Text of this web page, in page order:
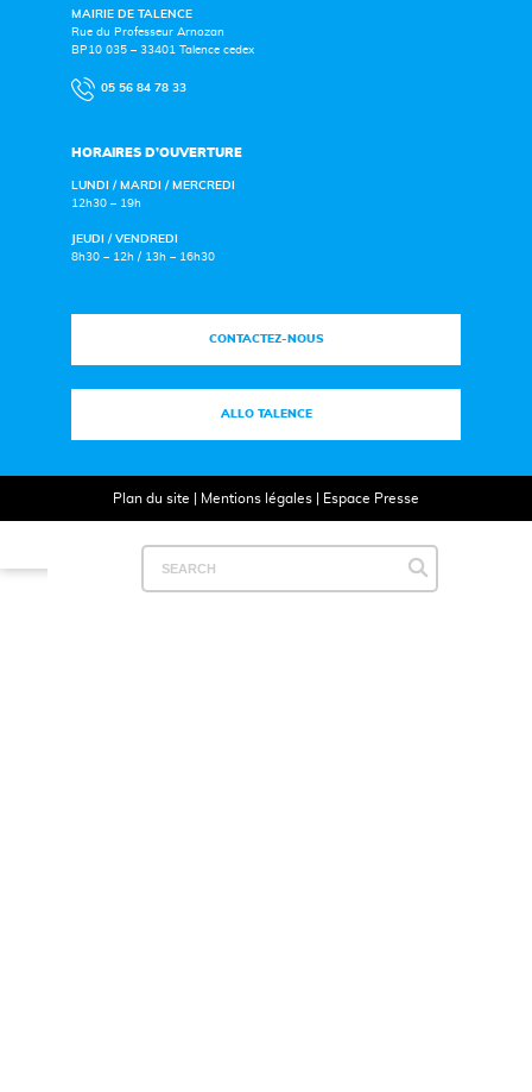
MAIRIE DE TALENCE
Rue du Professeur Arnozan
BP10 035 – 33401 Talence cedex
05 56 84 78 33
HORAIRES D’OUVERTURE
LUNDI / MARDI / MERCREDI
12h30 – 19h
JEUDI / VENDREDI
8h30 – 12h / 13h – 16h30
CONTACTEZ-NOUS
ALLO TALENCE
Plan du site Mentions légales| Espace Presse